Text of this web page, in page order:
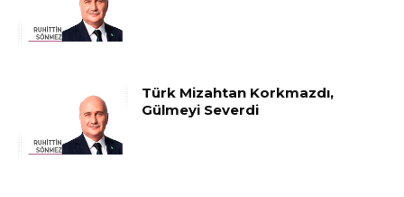
Türk Mizahtan Korkmazdı,
Gülmeyi Severdi